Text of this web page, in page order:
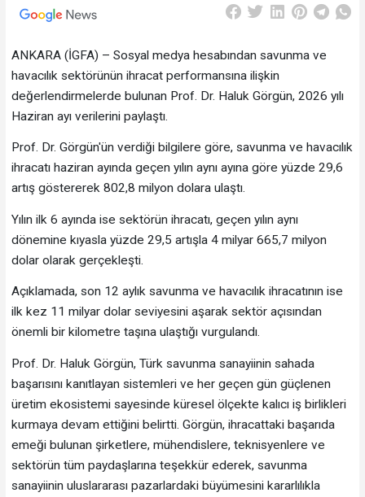
ANKARA (İGFA) – Sosyal medya hesabından savunma ve
havacılık sektörünün ihracat performansına ilişkin
değerlendirmelerde bulunan Prof. Dr. Haluk Görgün, 2026 yılı
Haziran ayı verilerini paylaştı.
Prof. Dr. Görgün'ün verdiği bilgilere göre, savunma ve havacılık
ihracatı haziran ayında geçen yılın aynı ayına göre yüzde 29,6
artış göstererek 802,8 milyon dolara ulaştı.
Yılın ilk 6 ayında ise sektörün ihracatı, geçen yılın aynı
dönemine kıyasla yüzde 29,5 artışla 4 milyar 665,7 milyon
dolar olarak gerçekleşti.
Açıklamada, son 12 aylık savunma ve havacılık ihracatının ise
ilk kez 11 milyar dolar seviyesini aşarak sektör açısından
önemli bir kilometre taşına ulaştığı vurgulandı.
Prof. Dr. Haluk Görgün, Türk savunma sanayiinin sahada
başarısını kanıtlayan sistemleri ve her geçen gün güçlenen
üretim ekosistemi sayesinde küresel ölçekte kalıcı iş birlikleri
kurmaya devam ettiğini belirtti. Görgün, ihracattaki başarıda
emeği bulunan şirketlere, mühendislere, teknisyenlere ve
sektörün tüm paydaşlarına teşekkür ederek, savunma
sanayiinin uluslararası pazarlardaki büyümesini kararlılıkla